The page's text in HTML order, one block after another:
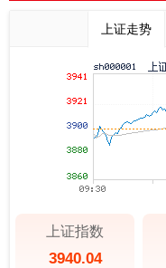
上证走势
上证指数
3940.04